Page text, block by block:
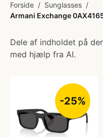
Forside / Sunglasses /
Armani Exchange
Dele af indholdet på
med hjælp fra AI.
-25%